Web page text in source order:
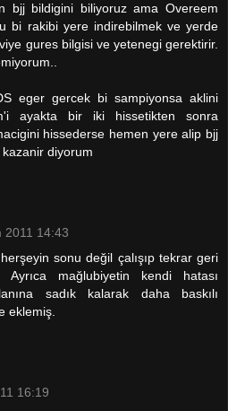
bjj bildigini biliyoruz ama Overeem
bi rakibi yere indirebilmek ve yerde
gures bilgisi ve yetenegi gerektirir.
eger gercek bi sampiyonsa aklini
ayakta bir iki hissetikten sonra
hissederse hemen yere alip bjj
diyorum
2011 14:43
sonu değil çalışıp tekrar geri
Ayrıca mağlubiyetin kendi hatası
sadık kalarak daha baskılı
eklemiş.
16:19